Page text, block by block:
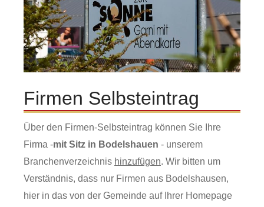
Firmen Selbsteintrag
Über den Firmen-Selbsteintrag können Sie Ihre
Firma -mit Sitz in Bodelshauen - unserem
Branchenverzeichnis hinzufügen. Wir bitten um
Verständnis, dass nur Firmen aus Bodelshausen,
hier in das von der Gemeinde auf Ihrer Homepage